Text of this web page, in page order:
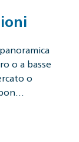
o a basse
o